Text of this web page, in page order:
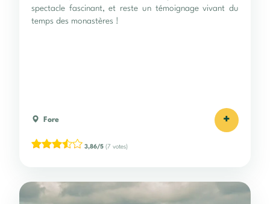
spectacle fascinant, et reste un témoignage vivant du
temps des monastères !
Fore +
3,86/5 (7 votes)